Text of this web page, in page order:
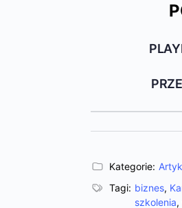
Kategorie:
Tagi: biznes,
szkolenia,